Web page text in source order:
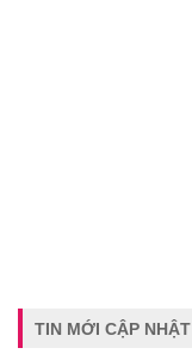
TIN MỚI CẬP NHẬT